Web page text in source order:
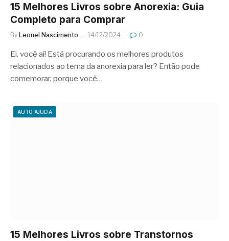
15 Melhores Livros sobre Anorexia: Guia
Completo para Comprar
By Leonel Nascimento 14/12/2024 0
Ei, você aí! Está procurando os melhores produtos
relacionados ao tema da anorexia para ler? Então pode
comemorar, porque você…
AUTO AJUDA
15 Melhores Livros sobre Transtornos